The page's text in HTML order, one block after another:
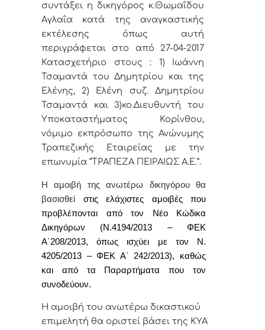
συντάξει η δικηγόρος κ.Θωμαΐδου
Αγλαΐα κατά της αναγκαστικής
εκτέλεσης όπως αυτή
περιγράφεται στο από 27-04-2017
Κατασχετήριο στους : 1) Ιωάννη
Τσαμαντά του Δημητρίου και της
Ελένης, 2) Ελένη συζ. Δημητρίου
Τσαμαντά και 3)κο.Διευθυντή του
Υποκαταστήματος Κορίνθου,
νόμιμο εκπρόσωπο της Ανώνυμης
Τραπεζικής Εταιρείας με την
επωνυμία “ΤΡΑΠΕΖΑ ΠΕΙΡΑΙΩΣ Α.Ε.”.
Η αμοιβή της ανωτέρω δικηγόρου θα
βασισθεί στις ελάχιστες αμοιβές που
προβλέπονται από τον Νέο Κώδικα
Δικηγόρων (Ν.4194/2013 – ΦΕΚ
Α΄208/2013, όπως ισχύει με τον Ν.
4205/2013 – ΦΕΚ Α΄ 242/2013), καθώς
και από τα Παραρτήματα που τον
συνοδεύουν.
Η αμοιβή του ανωτέρω δικαστικού
επιμελητή θα οριστεί βάσει της ΚΥΑ